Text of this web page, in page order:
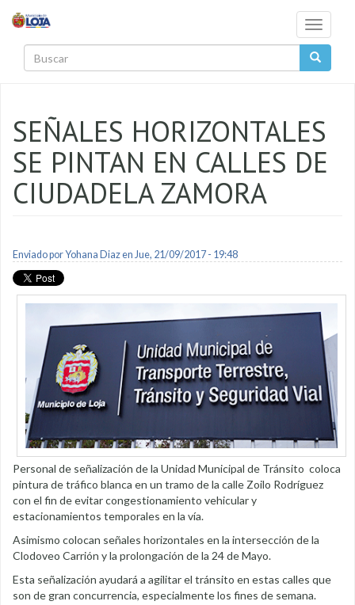
Toggle
SEÑALES HORIZONTALES
SE PINTAN EN CALLES DE
CIUDADELA ZAMORA
Enviado porYohana Diazen Jue, 21/09/2017 - 19:48
Personal de señalización de la Unidad Municipal de Tránsito coloca
pintura de tráfico blanca en un tramo de la calle Zoilo Rodríguez
con el fin de evitar congestionamiento vehicular y
estacionamientos temporales en la vía.
Asimismo colocan señales horizontales en la intersección de la
Clodoveo Carrión y la prolongación de la 24 de Mayo.
Esta señalización ayudará a agilitar el tránsito en estas calles que
son de gran concurrencia, especialmente los fines de semana.